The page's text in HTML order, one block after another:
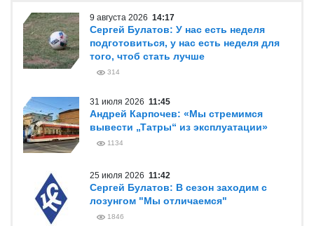
9 августа 2026 14:17
Сергей Булатов: У нас есть неделя
подготовиться, у нас есть неделя для
того, чтоб стать лучше
314
31 июля 2026 11:45
Андрей Карпочев: «Мы стремимся
вывести „Татры“ из эксплуатации»
1134
25 июля 2026 11:42
Сергей Булатов: В сезон заходим с
лозунгом "Мы отличаемся"
1846